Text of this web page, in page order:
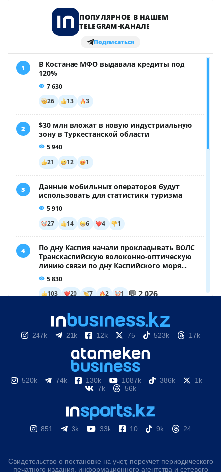
247k 21k 12k 75 523k 17k
520k 74k 130k 1087k 386k
1k
7k
56k
851 3k 33k 10 9k 24
Свидетельство о постановке на учет, переучет периодического
печатного издания, информационного агентства и сетевого